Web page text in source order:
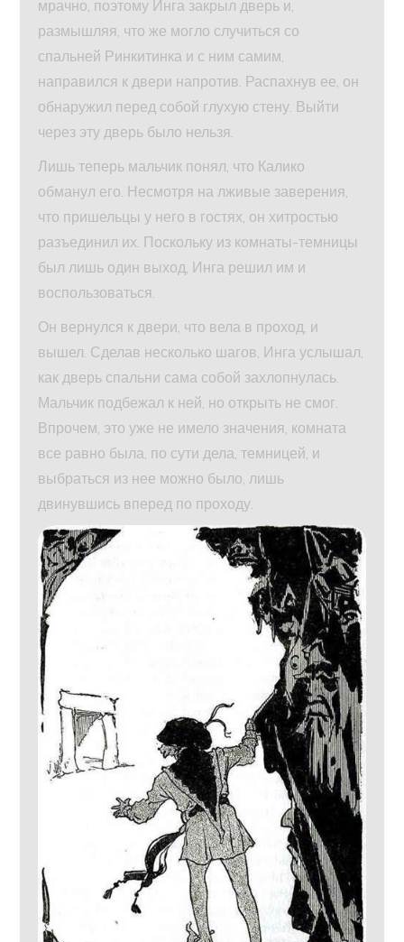
мрачно, поэтому Инга закрыл дверь и,
размышляя, что же могло случиться со
спальней Ринкитинка и с ним самим,
направился к двери напротив. Распахнув ее, он
обнаружил перед собой глухую стену. Выйти
через эту дверь было нельзя.
Лишь теперь мальчик понял, что Калико
обманул его. Несмотря на лживые заверения,
что пришельцы у него в гостях, он хитростью
разъединил их. Поскольку из комнаты-темницы
был лишь один выход, Инга решил им и
воспользоваться.
Он вернулся к двери, что вела в проход, и
вышел. Сделав несколько шагов, Инга услышал,
как дверь спальни сама собой захлопнулась.
Мальчик подбежал к ней, но открыть не смог.
Впрочем, это уже не имело значения, комната
все равно была, по сути дела, темницей, и
выбраться из нее можно было, лишь
двинувшись вперед по проходу.